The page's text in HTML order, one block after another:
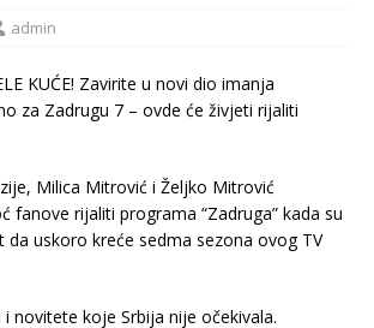
admin
Milica Mitrović i Željko Mitrović
fanove rijaliti programa “Zadruga” kada su
da uskoro kreće sedma sezona ovog TV
novitete koje Srbija nije očekivala.